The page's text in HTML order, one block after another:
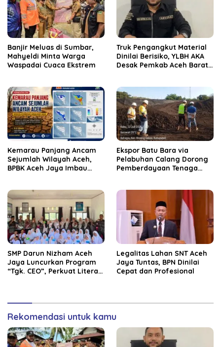
Banjir Meluas di Sumbar,
Mahyeldi Minta Warga
Waspadai Cuaca Ekstrem
Truk Pengangkut Material
Dinilai Berisiko, YLBH AKA
Desak Pemkab Aceh Barat
Kemarau Panjang Ancam
Sejumlah Wilayah Aceh,
BPBK Aceh Jaya Imbau
‎Ekspor Batu Bara via
Pelabuhan Calang Dorong
Pemberdayaan Tenaga
SMP Darun Nizham Aceh
Jaya Luncurkan Program
“Tgk. CEO”, Perkuat Literasi
Legalitas Lahan SNT Aceh
Jaya Tuntas, BPN Dinilai
Cepat dan Profesional
Rekomendasi untuk kamu